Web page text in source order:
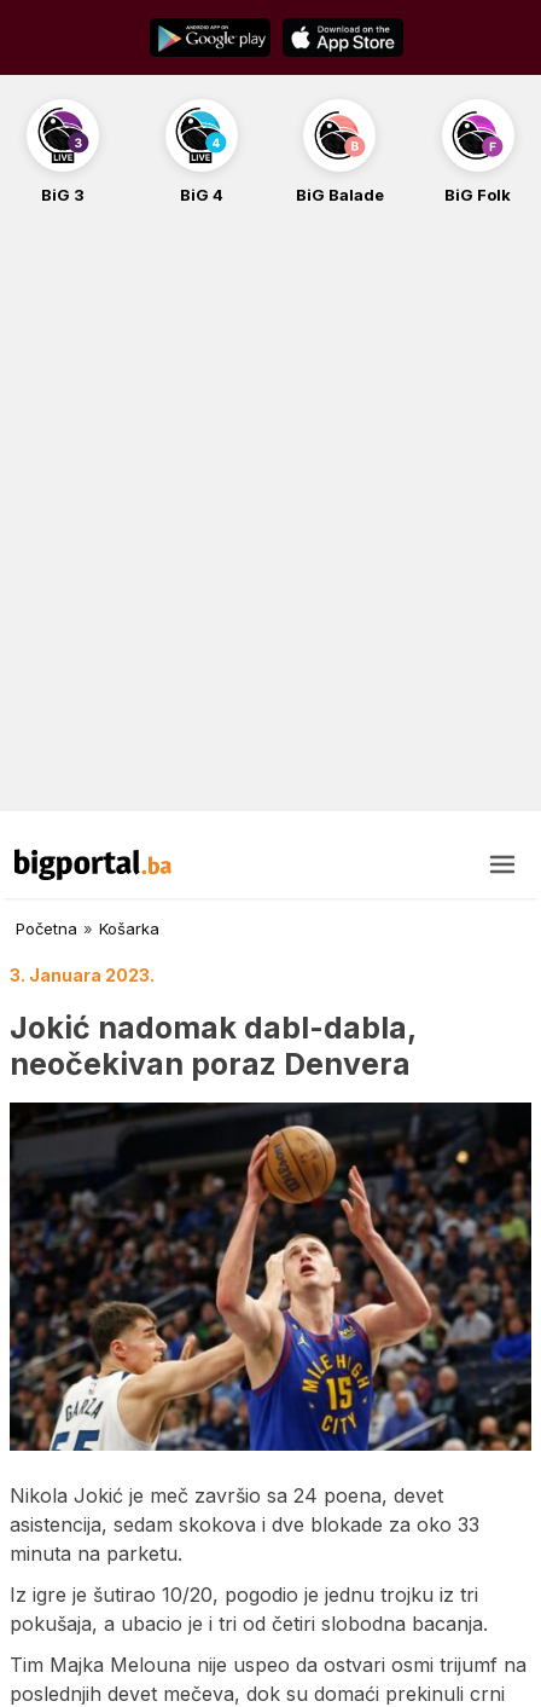
content
BiG Balade BiG Folk
Početna » Košarka
3. Januara 2023.
Jokić nadomak dabl-dabla,
neočekivan poraz Denvera
Nikola Jokić je meč završio sa 24 poena, devet
asistencija, sedam skokova i dve blokade za oko 33
minuta na parketu.
Iz igre je šutirao 10/20, pogodio je jednu trojku iz tri
pokušaja, a ubacio je i tri od četiri slobodna bacanja.
Tim Majka Melouna nije uspeo da ostvari osmi trijumf na
poslednjih devet mečeva, dok su domaći prekinuli crni